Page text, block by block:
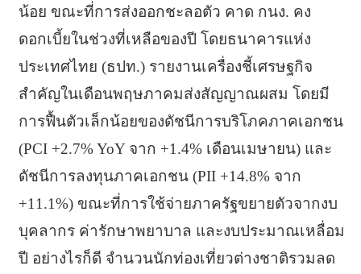
น้อย ขณะที่การส่งออกชะลอตัว คาด กนง. คง
ดอกเบี้ยในช่วงที่เหลือของปี โดยธนาคารแห่ง
ประเทศไทย (ธปท.) รายงานเครื่องชี้เศรษฐกิจ
สำคัญในเดือนพฤษภาคมส่งสัญญาณผสม โดยมี
การฟื้นตัวเล็กน้อยของดัชนีการบริโภคภาคเอกชน
(PCI +2.7% YoY จาก +1.4% เดือนเมษายน) และ
ดัชนีการลงทุนภาคเอกชน (PII +14.8% จาก
+11.1%) ขณะที่การใช้จ่ายภาครัฐขยายตัวจากงบ
บุคลากร ค่ารักษาพยาบาล และงบประมาณเหลื่อม
ปี อย่างไรก็ดี จำนวนนักท่องเที่ยวต่างชาติรวมลด